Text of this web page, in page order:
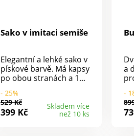
Sako v imitaci semiše
Elegantní a lehké sako v
pískové barvě. Má kapsy
po obou stranách a 10
Jemnost a vzhled
materiálu imituje jemný
semiš. Celková délka
- 25%
529 Kč
399 Kč
Skladem více
než 10 ks
a
-